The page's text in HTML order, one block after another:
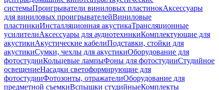
системыПроигрыватели виниловых пластинокАксессуары
для виниловых проигрывателейВиниловые
пластинкиИнсталляционная акустикаТрансляционные
усилителиАксессуары для аудиотехникиКомплектующие для
акустикиАкустические кабелиПодставки, стойки для
акустикиСумки, чехлы для акустикиОборудование для
фотостудииКольцевые лампыФоны для фотостудииСтудийное
освещениеНасадки светоформирующие для
фотостудииФотозонты, отражателиОборудование для
предметной съемкиВспышки студийныеКомплекты